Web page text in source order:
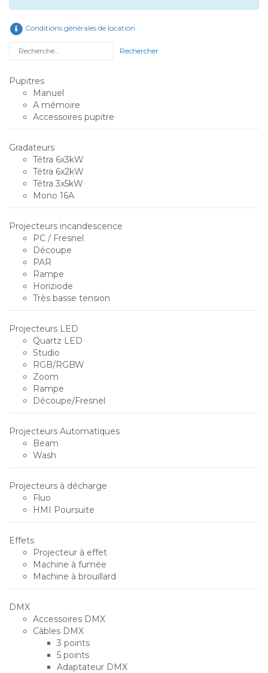
Conditions générales de location
Rechercher
Pupitres
Manuel
A mémoire
Accessoires pupitre
Gradateurs
Tétra 6x3kW
Tétra 6x2kW
Tétra 3x5kW
Mono 16A
Projecteurs incandescence
PC / Fresnel
Découpe
PAR
Rampe
Horiziode
Très basse tension
Projecteurs LED
Quartz LED
Studio
RGB/RGBW
Zoom
Rampe
Découpe/Fresnel
Projecteurs Automatiques
Beam
Wash
Projecteurs à décharge
Fluo
HMI Poursuite
Effets
Projecteur à effet
Machine à fumée
Machine à brouillard
DMX
Accessoires DMX
Câbles DMX
3 points
5 points
Adaptateur DMX